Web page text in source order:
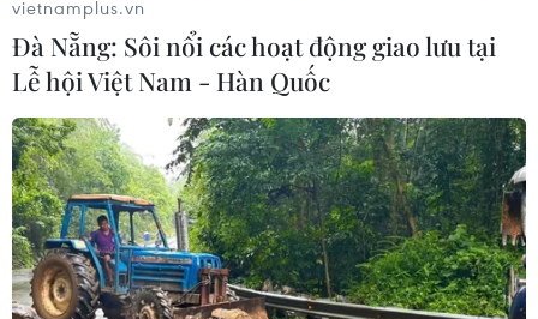
Bầu cử Mỹ 2024: Cuộc bầu cử sơ bộ ở bang
New Hampshire sẽ mở màn năm bầu cử
16/11/2023 10:11
vietnamplus.vn
Đà Nẵng: Sôi nổi các hoạt động giao lưu tại
Lễ hội Việt Nam - Hàn Quốc